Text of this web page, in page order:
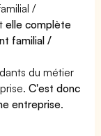
/
elle complète
familial /
du métier
C'est donc
entreprise.